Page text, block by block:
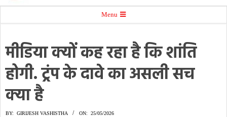
Knocking
News
Menu
मीडिया क्यों कह रहा है कि शांति
होगी. ट्रंप के दावे का असली सच
क्या है
BY: GIRIJESH VASHISTHA ON: 25/05/2026